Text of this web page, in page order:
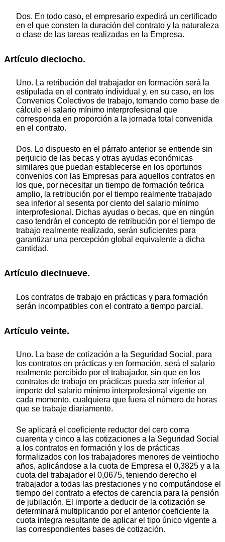
Dos. En todo caso, el empresario expedirá un certificado
en el que consten la duración del contrato y la naturaleza
o clase de las tareas realizadas en la Empresa.
Artículo dieciocho.
Uno. La retribución del trabajador en formación será la
estipulada en el contrato individual y, en su caso, en los
Convenios Colectivos de trabajo, tomando como base de
cálculo el salario mínimo interprofesional que
corresponda en proporción a la jornada total convenida
en el contrato.
Dos. Lo dispuesto en el párrafo anterior se entiende sin
perjuicio de las becas y otras ayudas económicas
similares que puedan establecerse en los oportunos
convenios con las Empresas para aquellos contratos en
los que, por necesitar un tiempo de formación teórica
amplio, la retribución por el tiempo realmente trabajado
sea inferior al sesenta por ciento del salario mínimo
interprofesional. Dichas ayudas o becas, que en ningún
caso tendrán el concepto de retribución por el tiempo de
trabajo realmente realizado, serán suficientes para
garantizar una percepción global equivalente a dicha
cantidad.
Artículo diecinueve.
Los contratos de trabajo en prácticas y para formación
serán incompatibles con el contrato a tiempo parcial.
Artículo veinte.
Uno. La base de cotización a la Seguridad Social, para
los contratos en prácticas y en formación, será el salario
realmente percibido por el trabajador, sin que en los
contratos de trabajo en prácticas pueda ser inferior al
importe del salario mínimo interprofesional vigente en
cada momento, cualquiera que fuera el número de horas
que se trabaje diariamente.
Se aplicará el coeficiente reductor del cero coma
cuarenta y cinco a las cotizaciones a la Seguridad Social
a los contratos en formación y los de prácticas
formalizados con los trabajadores menores de veintiocho
años, aplicándose a la cuota de Empresa el 0,3825 y a la
cuota del trabajador el 0,0675, teniendo derecho el
trabajador a todas las prestaciones y no computándose el
tiempo del contrato a efectos de carencia para la pensión
de jubilación. El importe a deducir de la cotización se
determinará multiplicando por el anterior coeficiente la
cuota integra resultante de aplicar el tipo único vigente a
las correspondientes bases de cotización.